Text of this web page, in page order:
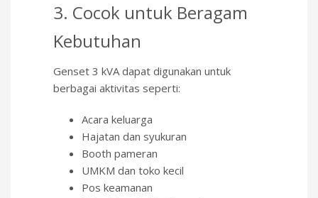
3. Cocok untuk Beragam
Kebutuhan
Genset 3 kVA dapat digunakan untuk
berbagai aktivitas seperti:
Acara keluarga
Hajatan dan syukuran
Booth pameran
UMKM dan toko kecil
Pos keamanan